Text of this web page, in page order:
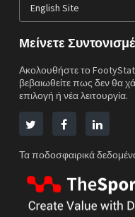
English Site
Μείνετε
Ακολουθήστε το
βεβαιωθείτε πως δεν θα
επιλογή ή νέα λειτουργία.
Τα ποδοσφαιρικά